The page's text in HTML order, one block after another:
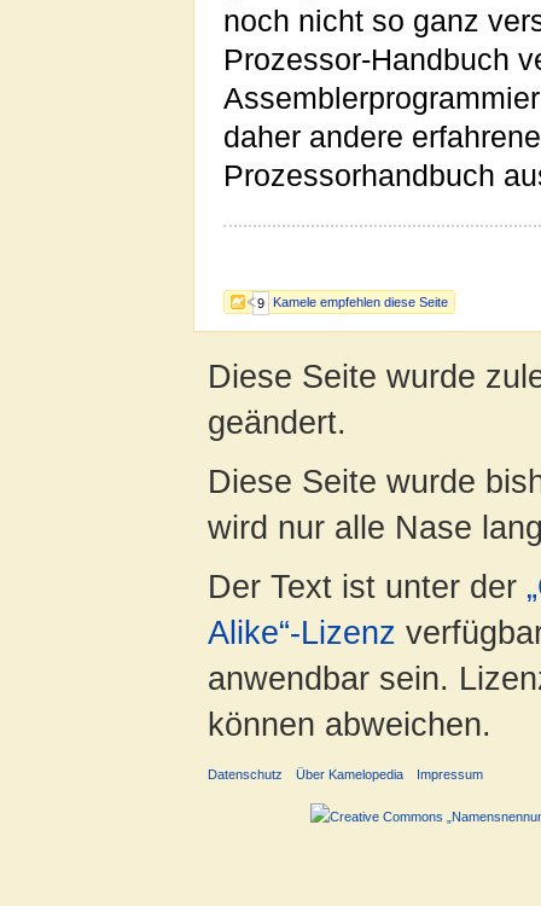
9 Kamele empfehlen diese Seite
noch nicht so ganz
Prozessor-Handbuch
daher andere
Prozessorhandbuch
Diese Seite wurde
geändert.
Diese Seite wurde
wird nur alle Nase
Der Text ist unter der
Alike“-Lizenz
anwendbar sein.
können abweichen.
Datenschutz Über Kamelopedia Impressum